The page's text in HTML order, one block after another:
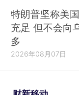
特朗普坚称美
充足 但不会向
多
2026年08月07日